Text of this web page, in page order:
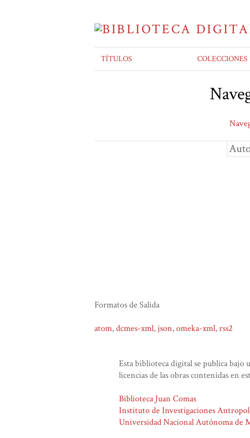
TÍTULOS COLECCIONES
Formatos de Salida
atom,dcmes-xml, json,omeka-xml,rss2
Esta biblioteca digital se publica bajo
licencias de las obras contenidas en
Biblioteca Juan Comas
Instituto de Investigaciones
Universidad Nacional Autónoma de